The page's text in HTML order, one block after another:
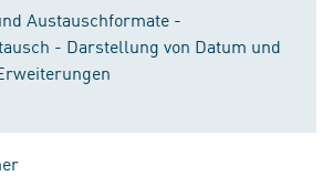
Austauschformate -
- Darstellung von Datum und